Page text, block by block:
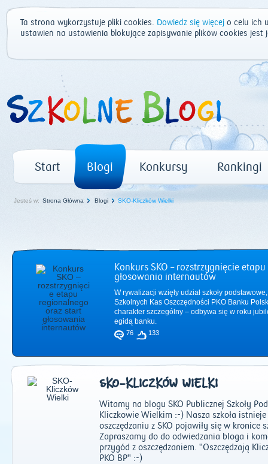
Ta strona wykorzystuje pliki cookies. Dowiedz się więcej o celu ich
ustawień na ustawienia blokujące zapisywanie plików cookies
Start Blogi Konkursy Rankingi
Jesteś w: Strona Główna Blogi SKO-Kliczków Wielki
Konkurs SKO – rozstrzygnięcie
głosowania internautów
W rywalizacji wzięły udział szkoły
Szkolnych Kas Oszczędności PKO Banku
charakter szczególny – odbywa się w roku
egidą banku.
76 133
SKO-KLICZKÓW WIELKI
Witamy na blogu SKO Publicznej Szkoły
Kliczkowie Wielkim :-) Nasza szkoła
oszczędzaniu z SKO pojawiły się w
Zapraszamy do do odwiedzania bloga i
przygód z oszczędzaniem. "Oszczędzają
PKO BP" :-)
2011| 2012|